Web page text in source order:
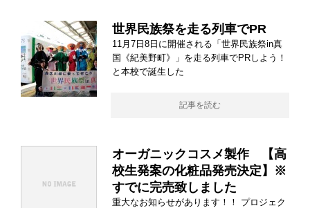
世界民族祭を走る列車でPR
11月7日8日に開催される「世界民族祭in真
国《紀美野町》」を走る列車でPRしよう！
と本校で誕生した
記事を読む
オーガニックコスメ製作 【高
校生発案の化粧品発売決定】※
すでに完売致しました
重大なお知らせがあります！！ プロジェク